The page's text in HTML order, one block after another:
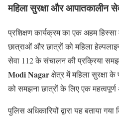
महिला सुरक्षा और आपातकालीन
प्रशिक्षण कार्यक्रम का एक अहम
छात्राओं और छात्रों को महिला
सेवा 112 के संचालन की प्रक्रिया
Modi Nagarक्षेत्र में महिला सुरक्षा
को समझना छात्रों के लिए एक
पुलिस अधिकारियों द्वारा यह बताया